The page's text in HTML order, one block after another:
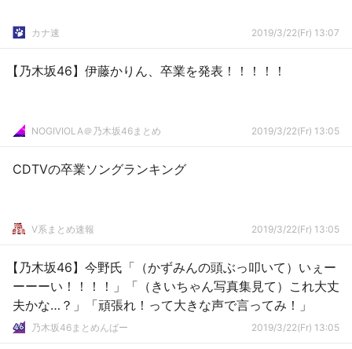
カナ速 2019/3/22(Fr) 13:07
【乃木坂46】伊藤かりん、卒業を発表！！！！！
NOGIVIOLA＠乃木坂46まとめ 2019/3/22(Fr) 13:05
CDTVの卒業ソングランキング
V系まとめ速報 2019/3/22(Fr) 13:05
【乃木坂46】今野氏「（かずみんの頭ぶっ叩いて）いぇー
ーーーい！！！！」「（きいちゃん写真集見て）これ大丈
夫かな…？」「頑張れ！って大きな声で言ってみ！」
乃木坂46まとめんばー 2019/3/22(Fr) 13:05